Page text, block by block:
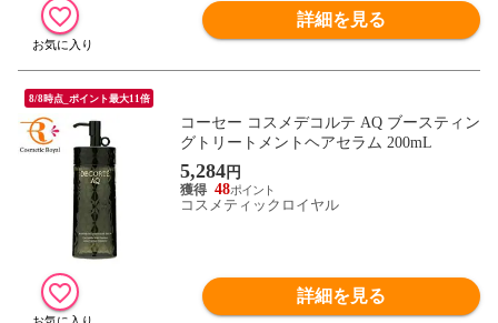
詳細を見る
8/8時点_ポイント最大11倍
コーセー コスメデコルテ AQ ブースティン
グトリートメントヘアセラム 200mL
5,284円
48
コスメティックロイヤル
詳細を見る